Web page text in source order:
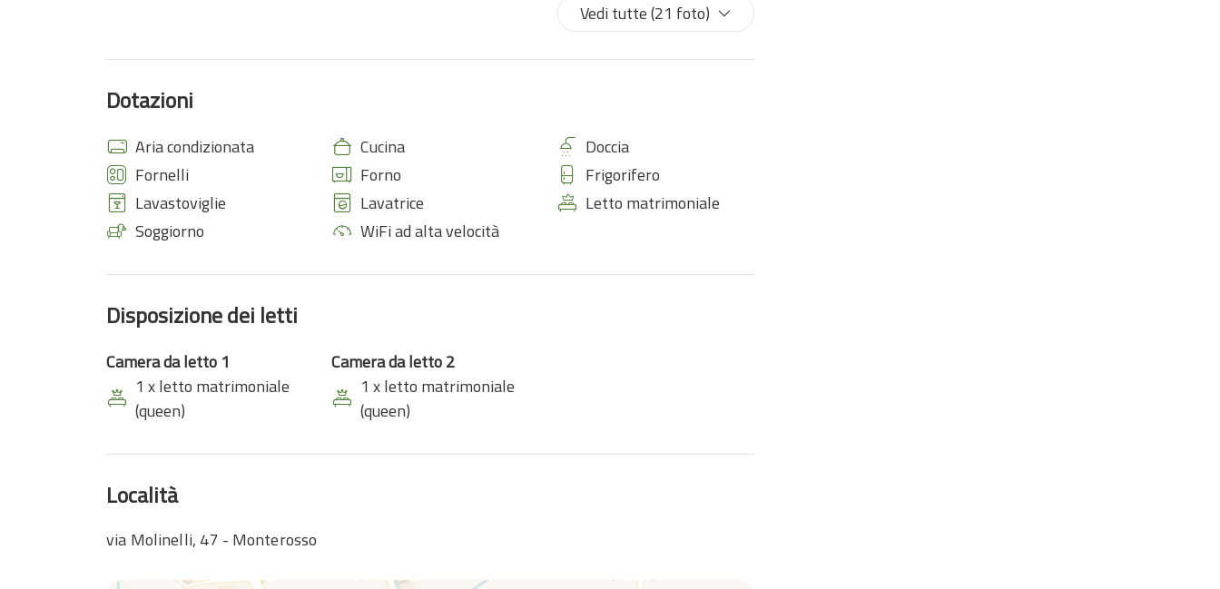
Vedi tutte (21 foto)
Dotazioni
Aria condizionata Cucina
Doccia
Fornelli
Forno
Frigorifero
Lavastoviglie
Lavatrice
Letto matrimoniale
Soggiorno
WiFi ad alta velocità
Disposizione dei letti
Camera da letto 1
1 x letto matrimoniale
(queen)
Camera da letto 2
1 x letto matrimoniale
(queen)
Località
via Molinelli, 47 - Monterosso